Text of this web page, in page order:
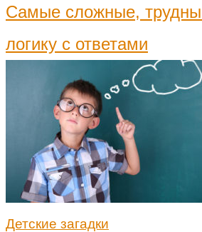
Самые сложные,
логику с ответами
Детские загадки